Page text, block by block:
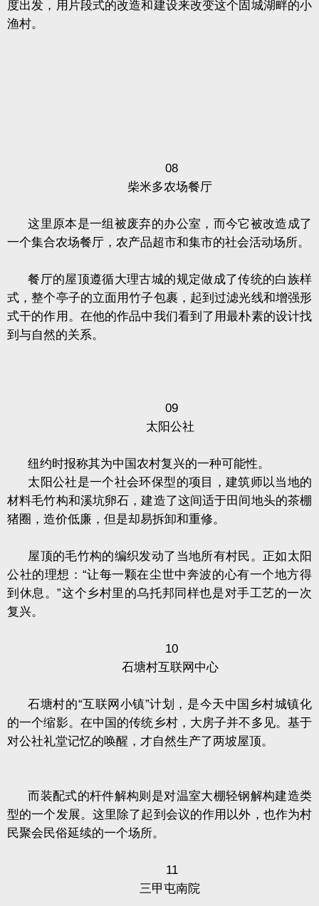
度出发，用片段式的改造和建设来改变这个固城湖畔的小
渔村。
08
柴米多农场餐厅
这里原本是一组被废弃的办公室，而今它被改造成了
一个集合农场餐厅，农产品超市和集市的社会活动场所。
餐厅的屋顶遵循大理古城的规定做成了传统的白族样
式，整个亭子的立面用竹子包裹，起到过滤光线和增强形
式干的作用。在他的作品中我们看到了用最朴素的设计找
到与自然的关系。
09
太阳公社
纽约时报称其为中国农村复兴的一种可能性。
太阳公社是一个社会环保型的项目，建筑师以当地的
材料毛竹构和溪坑卵石，建造了这间适于田间地头的茶棚
猪圈，造价低廉，但是却易拆卸和重修。
屋顶的毛竹构的编织发动了当地所有村民。正如太阳
公社的理想：“让每一颗在尘世中奔波的心有一个地方得
到休息。”这个乡村里的乌托邦同样也是对手工艺的一次
复兴。
10
石塘村互联网中心
石塘村的“互联网小镇”计划，是今天中国乡村城镇化
的一个缩影。在中国的传统乡村，大房子并不多见。基于
对公社礼堂记忆的唤醒，才自然生产了两坡屋顶。
而装配式的杆件解构则是对温室大棚轻钢解构建造类
型的一个发展。这里除了起到会议的作用以外，也作为村
民聚会民俗延续的一个场所。
11
三甲屯南院